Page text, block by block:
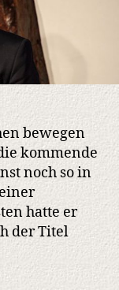
Ehring
bewegen
kommende
noch so in
hatte er
der Titel